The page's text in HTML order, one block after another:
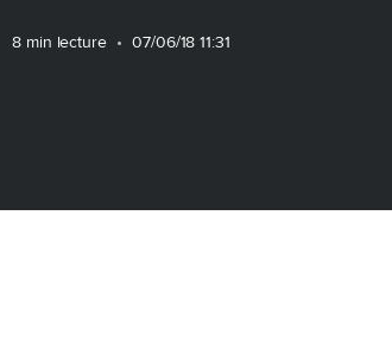
8 min lecture • 07/06/18 11:31